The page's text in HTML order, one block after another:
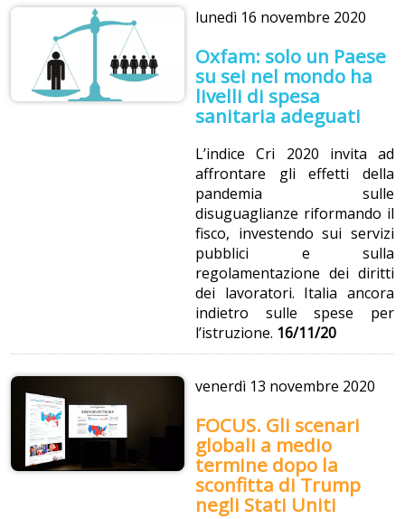
lunedì 16 novembre 2020
Oxfam: solo un Paese
su sei nel mondo ha
livelli di spesa
sanitaria adeguati
L’indice Cri 2020 invita ad
affrontare gli effetti della
pandemia sulle
disuguaglianze riformando il
fisco, investendo sui servizi
pubblici e sulla
regolamentazione dei diritti
dei lavoratori. Italia ancora
indietro sulle spese per
l’istruzione. 16/11/20
venerdì 13 novembre 2020
FOCUS. Gli scenari
globali a medio
termine dopo la
sconfitta di Trump
negli Stati Uniti